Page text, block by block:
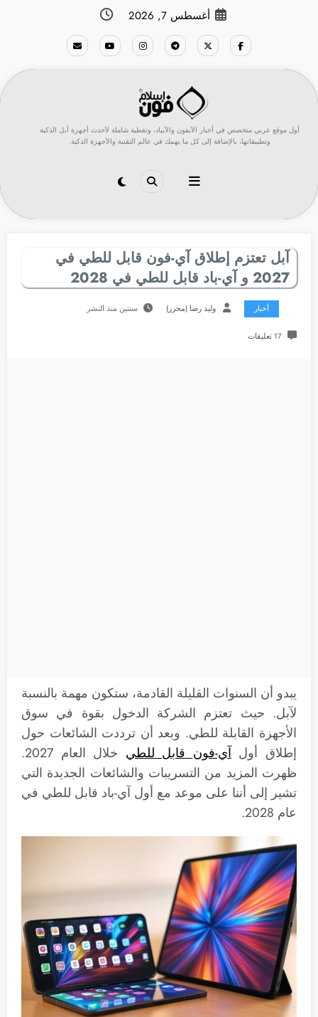
أغسطس 7, 2026
أول موقع عربي متخصص في أخبار الآيفون والآيباد، وتغطية شاملة لأحدث أجهزة أبل الذكية
وتطبيقاتها، بالإضافة إلى كل ما يهمك في عالم التقنية والأجهزة الذكية.
آبل تعتزم إطلاق آي-فون قابل للطي في
2027 و آي-باد قابل للطي في 2028
أخبار وليد رضا (محرر) سنتين منذ النشر
17 تعليقات
يبدو أن السنوات القليلة القادمة، ستكون مهمة بالنسبة
لآبل. حيث تعتزم الشركة الدخول بقوة في سوق
الأجهزة القابلة للطي. وبعد أن ترددت الشائعات حول
إطلاق أولآي-فون قابل للطي
خلال العام 2027.
ظهرت المزيد من التسريبات والشائعات الجديدة التي
تشير إلى أننا على موعد مع أول آي-باد قابل للطي في
عام 2028.